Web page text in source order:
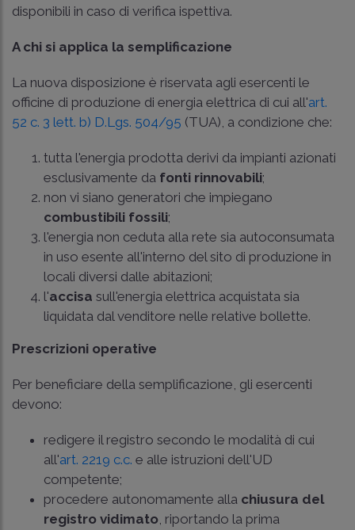
disponibili in caso di verifica ispettiva.
A chi si applica la semplificazione
La nuova disposizione è riservata agli esercenti le
officine di produzione di energia elettrica di cui all'art.
52 c. 3 lett. b) D.Lgs. 504/95 (TUA), a condizione che:
tutta l'energia prodotta derivi da impianti azionati
esclusivamente da fonti rinnovabili;
non vi siano generatori che impiegano
combustibili fossili;
l'energia non ceduta alla rete sia autoconsumata
in uso esente all'interno del sito di produzione in
locali diversi dalle abitazioni;
l'accisa sull'energia elettrica acquistata sia
liquidata dal venditore nelle relative bollette.
Prescrizioni operative
Per beneficiare della semplificazione, gli esercenti
devono:
redigere il registro secondo le modalità di cui
all'art. 2219 c.c. e alle istruzioni dell'UD
competente;
procedere autonomamente alla chiusura del
registro vidimato , riportando la prima